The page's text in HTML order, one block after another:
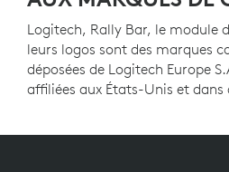
Logitech, Rally Bar, le module
leurs logos sont des marques
déposées de Logitech Europe
affiliées aux États-Unis et dans